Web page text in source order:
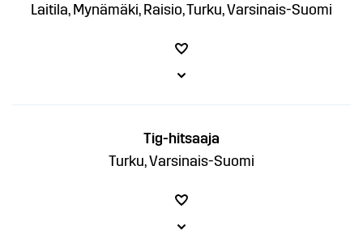
Laitila, Mynämäki, Raisio, Turku, Varsinais-Suomi
Tig-hitsaaja
Turku, Varsinais-Suomi